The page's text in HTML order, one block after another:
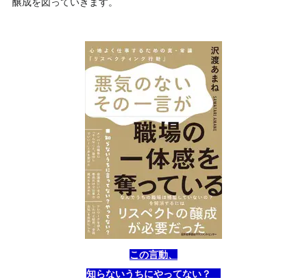
この言動、
知らないうちにやってない？